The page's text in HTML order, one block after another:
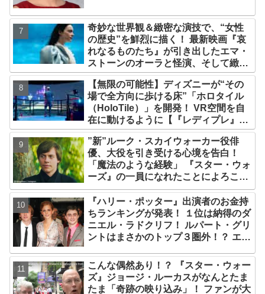
奇妙な世界観＆緻密な演技で、“女性
の歴史”を鮮烈に描く！ 最新映画『哀
れなるものたち』が引き出したエマ・
ストーンのオーラと怪演、そして緻密
すぎる演技力！ これは女性の“自由意
志”の物語［レビュー＆解説］
【無限の可能性】ディズニーが“その
場で全方向に歩ける床”「ホロタイル
（HoloTile）」を開発！ VR空間を自
在に動けるように【『レディプレ』実
現への大きな一歩？】
”新”ルーク・スカイウォーカー役俳
優、大役を引き受ける心境を告白！
「魔法のような経験」 『スター・ウォ
ーズ』の一員になれたことによろこび
爆発
『ハリー・ポッター』出演者のお金持
ちランキングが発表！ １位は納得のダ
ニエル・ラドクリフ！ ルパート・グリ
ントはまさかのトップ３圏外！？ エ
２位に輝いたのは・・？
こんな偶然あり！？ 『スター・ウォー
ズ』ジョージ・ルーカスがなんとたま
たま「奇跡の映り込み」！ ファンが大